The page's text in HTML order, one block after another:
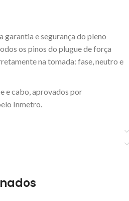
e segurança do pleno
os pinos do plugue de força
na tomada: fase, neutro e
e cabo, aprovados por
Inmetro.